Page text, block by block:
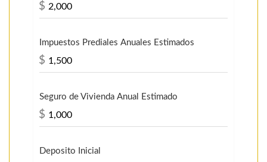
$
Impuestos Prediales Anuales Estimados
$
Seguro de Vivienda Anual Estimado
$
Deposito Inicial